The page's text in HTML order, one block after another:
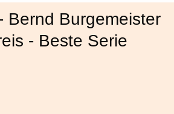
Bernd Burgemeister
- Beste Serie